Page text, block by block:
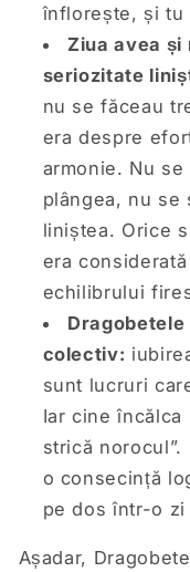
înflorește, și tu
Ziua avea
seriozitate
nu se făceau
era despre
armonie. Nu
plângea, nu se
liniștea. Orice
era
echilibrului
colectiv:
sunt lucruri
Iar cine
strică
o consecință
pe dos într-o
Așadar,